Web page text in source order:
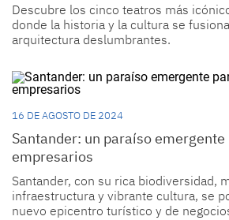
Descubre los cinco teatros más
donde la historia y la cultura se
arquitectura deslumbrantes.
16 DE AGOSTO DE 2024
Santander: un paraíso
empresarios
Santander, con su rica biodiversidad,
infraestructura y vibrante cultura, se
nuevo epicentro turístico y de